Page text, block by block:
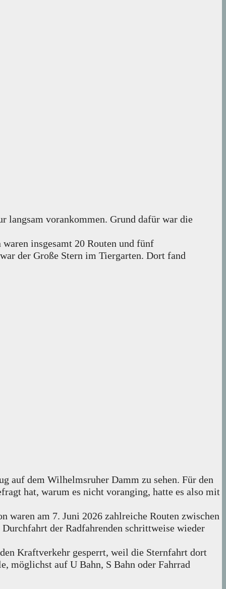
langsam vorankommen. Grund dafür war die
insgesamt 20 Routen und fünf
der Große Stern im Tiergarten. Dort fand
auf dem Wilhelmsruher Damm zu sehen. Für den
hat, warum es nicht voranging, hatte es also mit
am 7. Juni 2026 zahlreiche Routen zwischen
der Radfahrenden schrittweise wieder
Kraftverkehr gesperrt, weil die Sternfahrt dort
möglichst auf U Bahn, S Bahn oder Fahrrad